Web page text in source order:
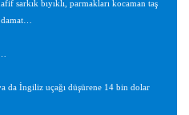
sarkık bıyıklı, parmakları kocaman taş
da İngiliz uçağı düşürene 14 bin dolar